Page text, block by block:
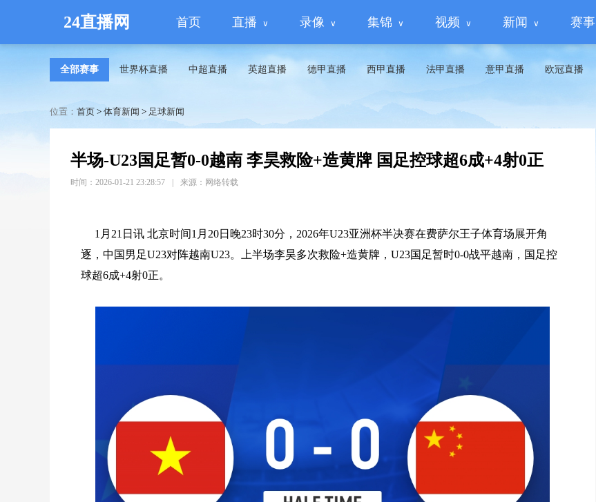
24直播网 首页 直播 录像 集锦 视频 新闻 赛事
全部赛事 世界杯直播 中超直播 英超直播 德甲直播 西甲直播 法甲直播 意甲直播 欧冠直播
位置： 首页 > 体育新闻 > 足球新闻
半场-U23国足暂0-0越南 李昊救险+造黄牌 国足控球超6成+4射0正
时间：2026-01-21 23:28:57 来源：网络转载
1月21日讯 北京时间1月20日晚23时30分，2026年U23亚洲杯半决赛在费萨尔王子体育场展开角
逐，中国男足U23对阵越南U23。上半场李昊多次救险+造黄牌，U23国足暂时0-0战平越南，国足控
球超6成+4射0正。